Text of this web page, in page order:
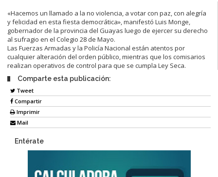
«Hacemos un llamado a la no violencia, a votar con paz, con alegría
y felicidad en esta fiesta democrática», manifestó Luis Monge,
gobernador de la provincia del Guayas luego de ejercer su derecho
al sufragio en el Colegio 28 de Mayo.
Las Fuerzas Armadas y la Policía Nacional están atentos por
cualquier alteración del orden público, mientras que los comisarios
realizan operativos de control para que se cumpla Ley Seca.
Comparte esta publicación:
Tweet
Compartir
Imprimir
Mail
Entérate